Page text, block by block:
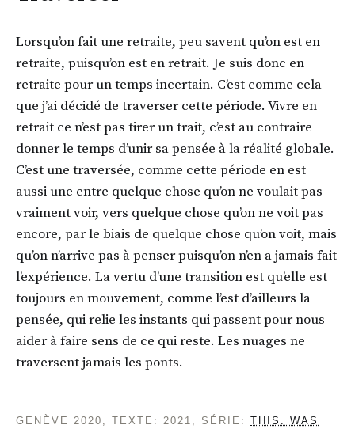
Lorsqu’on fait une retraite, peu savent qu’on est en
retraite, puisqu’on est en retrait. Je suis donc en
retraite pour un temps incertain. C’est comme cela
que j’ai décidé de traverser cette période. Vivre en
retrait ce n’est pas tirer un trait, c’est au contraire
donner le temps d’unir sa pensée à la réalité globale.
C’est une traversée, comme cette période en est
aussi une entre quelque chose qu’on ne voulait pas
vraiment voir, vers quelque chose qu’on ne voit pas
encore, par le biais de quelque chose qu’on voit, mais
qu’on n’arrive pas à penser puisqu’on n’en a jamais fait
l’expérience. La vertu d’une transition est qu’elle est
toujours en mouvement, comme l’est d’ailleurs la
pensée, qui relie les instants qui passent pour nous
aider à faire sens de ce qui reste. Les nuages ne
traversent jamais les ponts.
GENÈVE 2020, TEXTE: 2021, SÉRIE: THIS. WAS